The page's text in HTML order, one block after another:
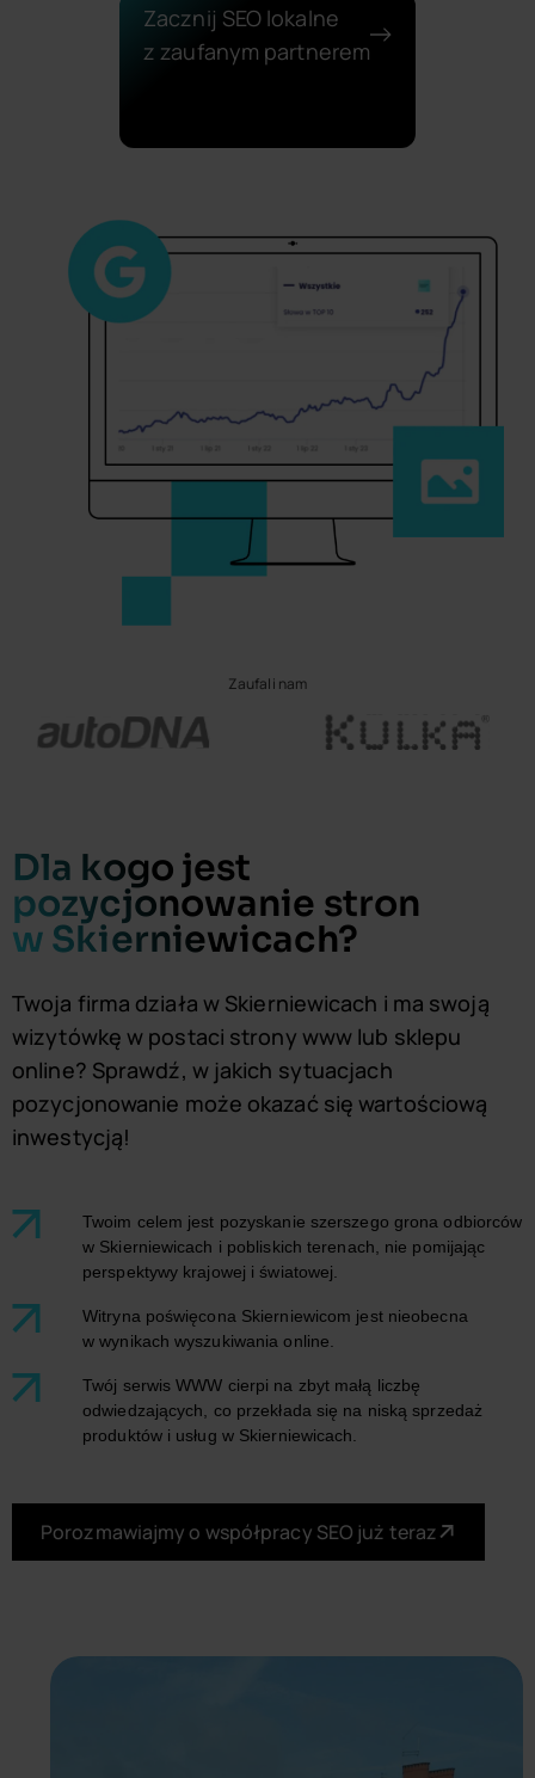
Zacznij SEO lokalne
z zaufanym partnerem
Zaufali nam
Dla kogo jest
pozycjonowanie stron
w Skierniewicach?
Twoja firma działa w Skierniewicach i ma swoją
wizytówkę w postaci strony www lub sklepu
online? Sprawdź, w jakich sytuacjach
pozycjonowanie może okazać się wartościową
inwestycją!
Twoim celem jest pozyskanie szerszego grona odbiorców
w Skierniewicach i pobliskich terenach, nie pomijając
perspektywy krajowej i światowej.
Witryna poświęcona Skierniewicom jest nieobecna
w wynikach wyszukiwania online.
Twój serwis WWW cierpi na zbyt małą liczbę
odwiedzających, co przekłada się na niską sprzedaż
produktów i usług w Skierniewicach.
Porozmawiajmy o współpracy SEO już teraz